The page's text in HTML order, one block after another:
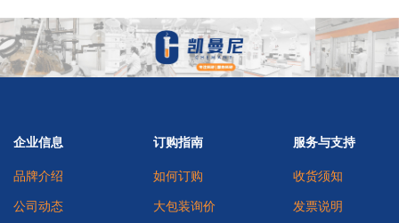
企业信息
品牌介绍
公司动态
订购指南
如何订购
大包装询价
服务与支持
收货须知
发票说明